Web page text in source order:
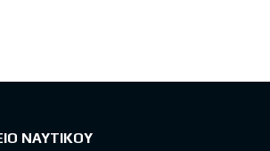
ΝΑΥΤΙΚΟΥ